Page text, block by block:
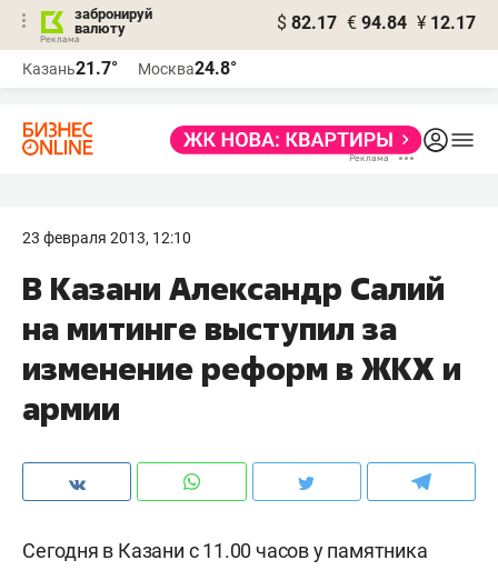
забронируй
валюту
$ 82.17 € 94.84 ¥ 12.17
Казань21.7° Москва24.8°
23 февраля 2013, 12:10
В Казани Александр Салий
на митинге выступил за
изменение реформ в ЖКХ и
армии
Сегодня в Казани с 11.00 часов у памятника